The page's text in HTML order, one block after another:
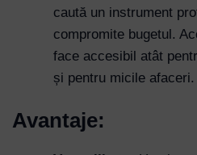
caută un instrument
compromite bugetul.
face accesibil atât
și pentru micile afaceri.
Avantaje: